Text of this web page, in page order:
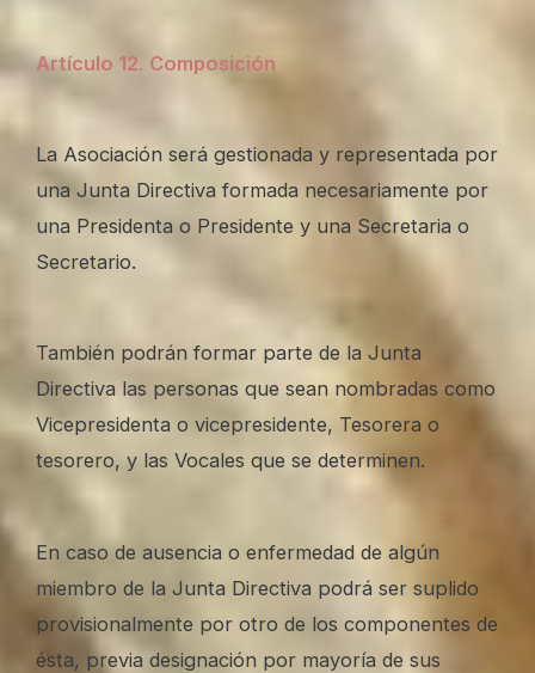
Artículo 12. Composición
La Asociación será gestionada y representada por
una Junta Directiva formada necesariamente por
una Presidenta o Presidente y una Secretaria o
Secretario.
También podrán formar parte de la Junta
Directiva las personas que sean nombradas como
Vicepresidenta o vicepresidente, Tesorera o
tesorero, y las Vocales que se determinen.
En caso de ausencia o enfermedad de algún
miembro de la Junta Directiva podrá ser suplido
provisionalmente por otro de los componentes de
ésta, previa designación por mayoría de sus